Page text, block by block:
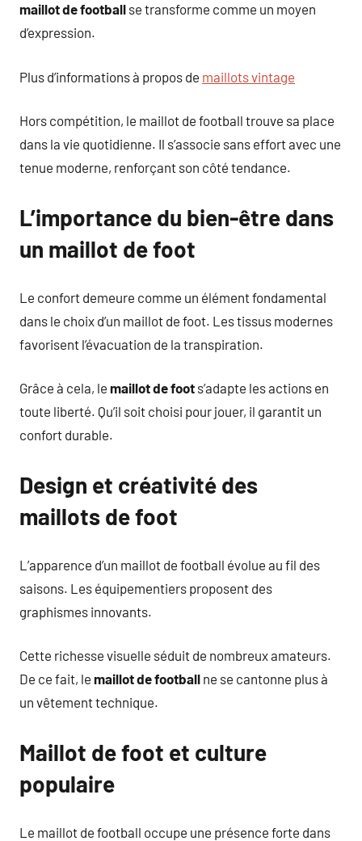
maillot de football se transforme comme un moyen
d’expression.
Plus d’informations à propos de maillots vintage
Hors compétition, le maillot de football trouve sa place
dans la vie quotidienne. Il s’associe sans effort avec une
tenue moderne, renforçant son côté tendance.
L’importance du bien-être dans
un maillot de foot
Le confort demeure comme un élément fondamental
dans le choix d’un maillot de foot. Les tissus modernes
favorisent l’évacuation de la transpiration.
Grâce à cela, le maillot de foot s’adapte les actions en
toute liberté. Qu’il soit choisi pour jouer, il garantit un
confort durable.
Design et créativité des
maillots de foot
L’apparence d’un maillot de football évolue au fil des
saisons. Les équipementiers proposent des
graphismes innovants.
Cette richesse visuelle séduit de nombreux amateurs.
De ce fait, le maillot de football ne se cantonne plus à
un vêtement technique.
Maillot de foot et culture
populaire
Le maillot de football occupe une présence forte dans